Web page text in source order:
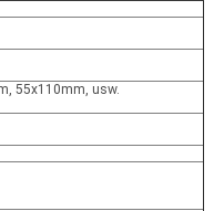
55x110mm, usw.